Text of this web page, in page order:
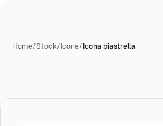
Home/Stock/Icone/Icona piastrella